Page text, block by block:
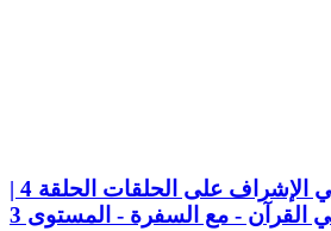
عشر إضاءات في الإشراف على الحلقات الحلقة 4 |
القرآن - مع السفرة - المستوى 3